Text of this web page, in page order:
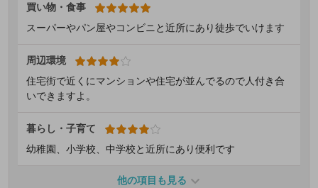
買い物・食事
スーパーやパン屋やコンビニと近所にあり徒歩でいけます
周辺環境
住宅街で近くにマンションや住宅が並んでるので人付き合
いできますよ。
暮らし・子育て
幼稚園、小学校、中学校と近所にあり便利です
他の項目も見る